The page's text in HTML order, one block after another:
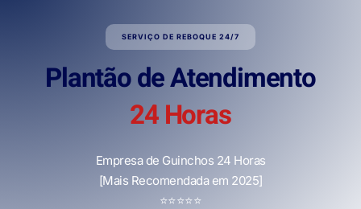
SERVIÇO DE REBOQUE 24/7
Plantão de Atendimento
24 Horas
Empresa de Guinchos 24 Horas
[Mais Recomendada em 2025]
⭐⭐⭐⭐⭐